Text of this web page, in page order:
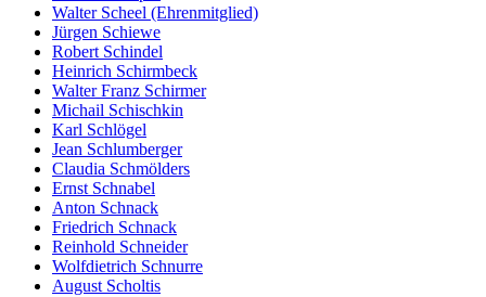
Walter Scheel (Ehrenmitglied)
Jürgen Schiewe
Robert Schindel
Heinrich Schirmbeck
Walter Franz Schirmer
Michail Schischkin
Karl Schlögel
Jean Schlumberger
Claudia Schmölders
Ernst Schnabel
Anton Schnack
Friedrich Schnack
Reinhold Schneider
Wolfdietrich Schnurre
August Scholtis